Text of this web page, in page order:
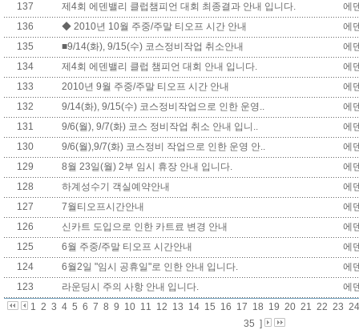
137
제4회 에덴밸리 클럽챔피언 대회 최종결과 안내 입니다.
에
136
◆ 2010년 10월 주중/주말 티오프 시간 안내
에
135
■9/14(화), 9/15(수) 코스정비작업 취소안내
에
134
제4회 에덴밸리 클럽 챔피언 대회 안내 입니다.
에
133
2010년 9월 주중/주말 티오프 시간 안내
에
132
9/14(화), 9/15(수) 코스정비작업으로 인한 운영..
에
131
9/6(월), 9/7(화) 코스 정비작업 취소 안내 입니..
에
130
9/6(월),9/7(화) 코스정비 작업으로 인한 운영 안..
에
129
8월 23일(월) 2부 임시 휴장 안내 입니다.
에
128
하계성수기 객실예약안내
에
127
7월티오프시간안내
에
126
신카트 도입으로 인한 카트료 변경 안내
에
125
6월 주중/주말 티오프 시간안내
에
124
6월2일 "임시 공휴일"로 인한 안내 입니다.
에
123
라운딩시 주의 사항 안내 입니다.
에
1 2 3 4 5 6 7 8 9 10 11 12 13 14 15 16 17 18 19 20 21 22 23 24
35 ]